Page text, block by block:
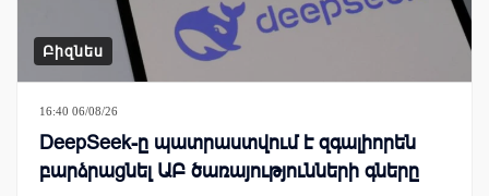
Բիզնես
16:40 06/08/26
DeepSeek-ը պատրաստվում է զգալիորեն
բարձրացնել ԱԲ ծառայությունների գները